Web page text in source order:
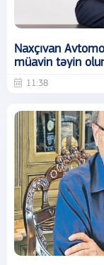
Naxçıvan
müavin təyin
11:38